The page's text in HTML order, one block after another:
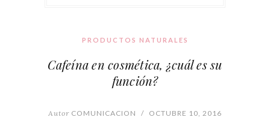
PRODUCTOS NATURALES
Cafeína en cosmética, ¿cuál es su
función?
Autor COMUNICACION / OCTUBRE 10, 2016